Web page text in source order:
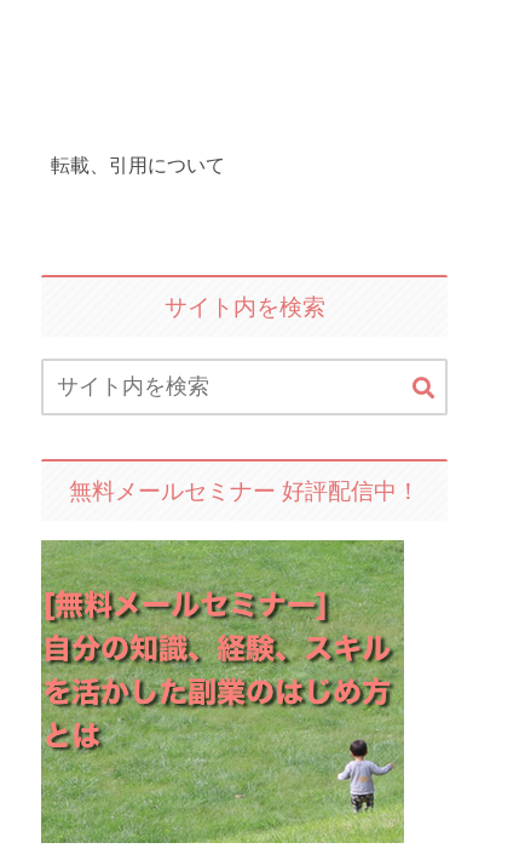
転載、引用について
サイト内を検索
無料メールセミナー 好評配信中！